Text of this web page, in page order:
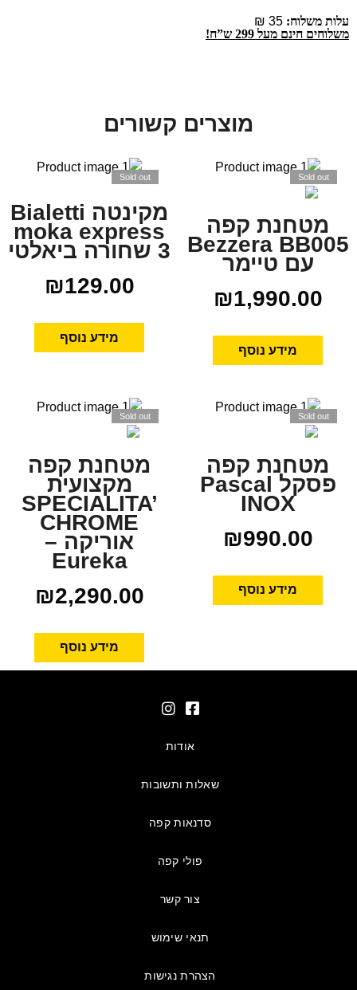
עלות משלוח:
משלוחים חינם מעל 299 ש”ח!
מוצרים קשורים
Sold out
מטחנת קפה
Bezzera BB005
עם טיימר
₪1,990.00
מידע נוסף
Sold out
מקינטה Bialetti
moka express
3 שחורה ביאלטי
₪129.00
מידע נוסף
Sold out
מטחנת קפה
פסקל Pascal
INOX
₪990.00
מידע נוסף
Sold out
מטחנת קפה
מקצועית
SPECIALITA’
CHROME
אוריקה –
Eureka
₪2,290.00
מידע נוסף
אודות
שאלות ותשובות
סדנאות קפה
פולי קפה
צור קשר
תנאי שימוש
הצהרת נגישות